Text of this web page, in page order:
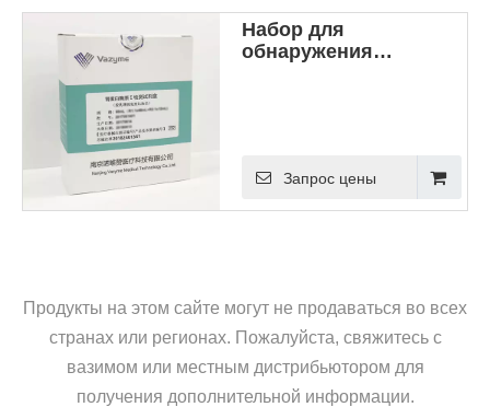
Набор для
обнаружения
Запрос цены
Продукты на этом сайте могут не продаваться во всех
странах или регионах. Пожалуйста, свяжитесь с
вазимом или местным дистрибьютором для
получения дополнительной информации.